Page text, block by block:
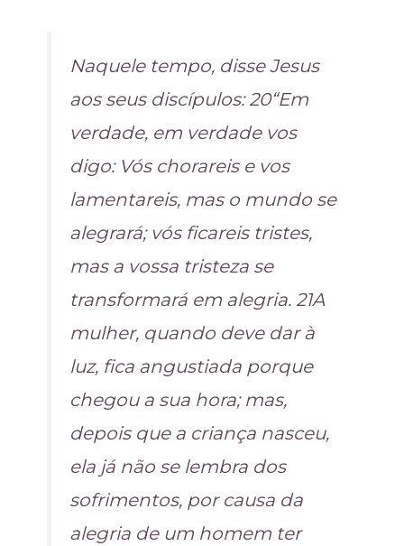
Naquele tempo, disse Jesus
aos seus discípulos: 20“Em
verdade, em verdade vos
digo: Vós chorareis e vos
lamentareis, mas o mundo se
alegrará; vós ficareis tristes,
mas a vossa tristeza se
transformará em alegria. 21A
mulher, quando deve dar à
luz, fica angustiada porque
chegou a sua hora; mas,
depois que a criança nasceu,
ela já não se lembra dos
sofrimentos, por causa da
alegria de um homem ter